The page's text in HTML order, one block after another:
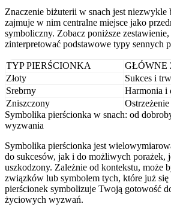
Znaczenie biżuterii w snach jest niezwykle
zajmuje w nim centralne miejsce jako
symboliczny. Zobacz poniższe
zinterpretować podstawowe typy sennych
TYP PIERŚCIONKA
GŁÓWNE
Złoty
Sukces i
Srebrny
Harmonia i
Zniszczony
Symbolika pierścionka w snach: od
wyzwania
Symbolika pierścionka jest
do sukcesów, jak i do możliwych porażek,
uszkodzony. Zależnie od kontekstu, może
związków lub symbolem tych, które już się
pierścionek symbolizuje Twoją gotowość
życiowych wyzwań.